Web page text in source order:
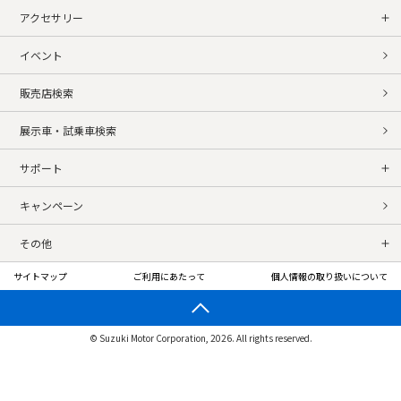
アクセサリー
イベント
販売店検索
展示車・試乗車検索
サポート
キャンペーン
その他
サイトマップ ご利用にあたって 個人情報の取り扱いについて
© Suzuki Motor Corporation, 2026. All rights reserved.